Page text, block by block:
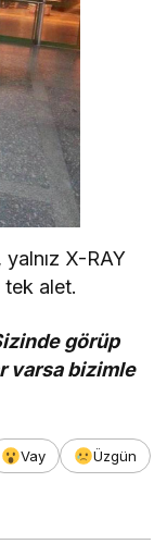
yalnız X-RAY
tek alet.
görüp
varsa bizimle
Vay
Üzgün